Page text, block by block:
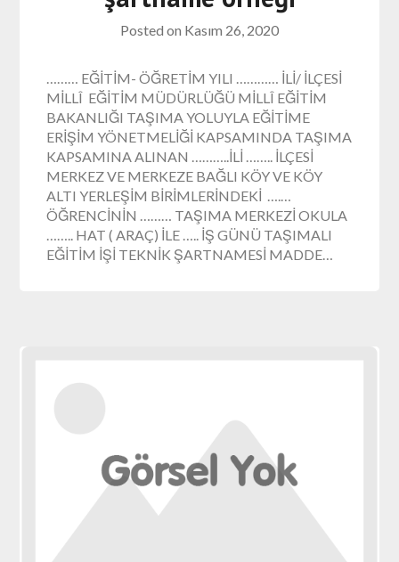
Posted on Kasım 26, 2020
……… EĞİTİM- ÖĞRETİM YILI ………… İLİ/ İLÇESİ
MİLLÎ EĞİTİM MÜDÜRLÜĞÜ MİLLÎ EĞİTİM
BAKANLIĞI TAŞIMA YOLUYLA EĞİTİME
ERİŞİM YÖNETMELİĞİ KAPSAMINDA TAŞIMA
KAPSAMINA ALINAN ………..İLİ …….. İLÇESİ
MERKEZ VE MERKEZE BAĞLI KÖY VE KÖY
ALTI YERLEŞİM BİRİMLERİNDEKİ ….…
ÖĞRENCİNİN ……… TAŞIMA MERKEZİ OKULA
…….. HAT ( ARAÇ) İLE ….. İŞ GÜNÜ TAŞIMALI
EĞİTİM İŞİ TEKNİK ŞARTNAMESİ MADDE…